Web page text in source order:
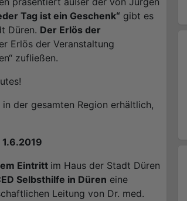
Tag ist ein Geschenk“ gibt es
Düren. Der Erlös der
Erlös der Veranstaltung
zufließen.
der gesamten Region erhältlich,
Eintritt im Haus der Stadt Düren
Selbsthilfe in Düren eine
Leitung von Dr. med.